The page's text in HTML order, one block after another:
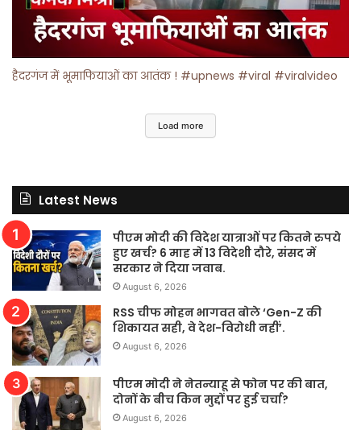
हैदरगंज में भूमाफियाओं का आतंक ! #upnews #viral #viralvideo
Load more
Latest News
पीएम मोदी की विदेश यात्राओं पर कितने रुपये
हुए खर्च? 6 माह में 13 विदेशी दौरे, संसद में
सरकार ने दिया जवाब.
August 6, 2026
RSS चीफ मोहन भागवत बोले ‘Gen-Z की
शिकायत सही, वे देश-विरोधी नहीं’.
August 6, 2026
पीएम मोदी ने नेतन्याहू से फोन पर की बात,
दोनों के बीच किन मुद्दों पर हुई चर्चा?
August 6, 2026